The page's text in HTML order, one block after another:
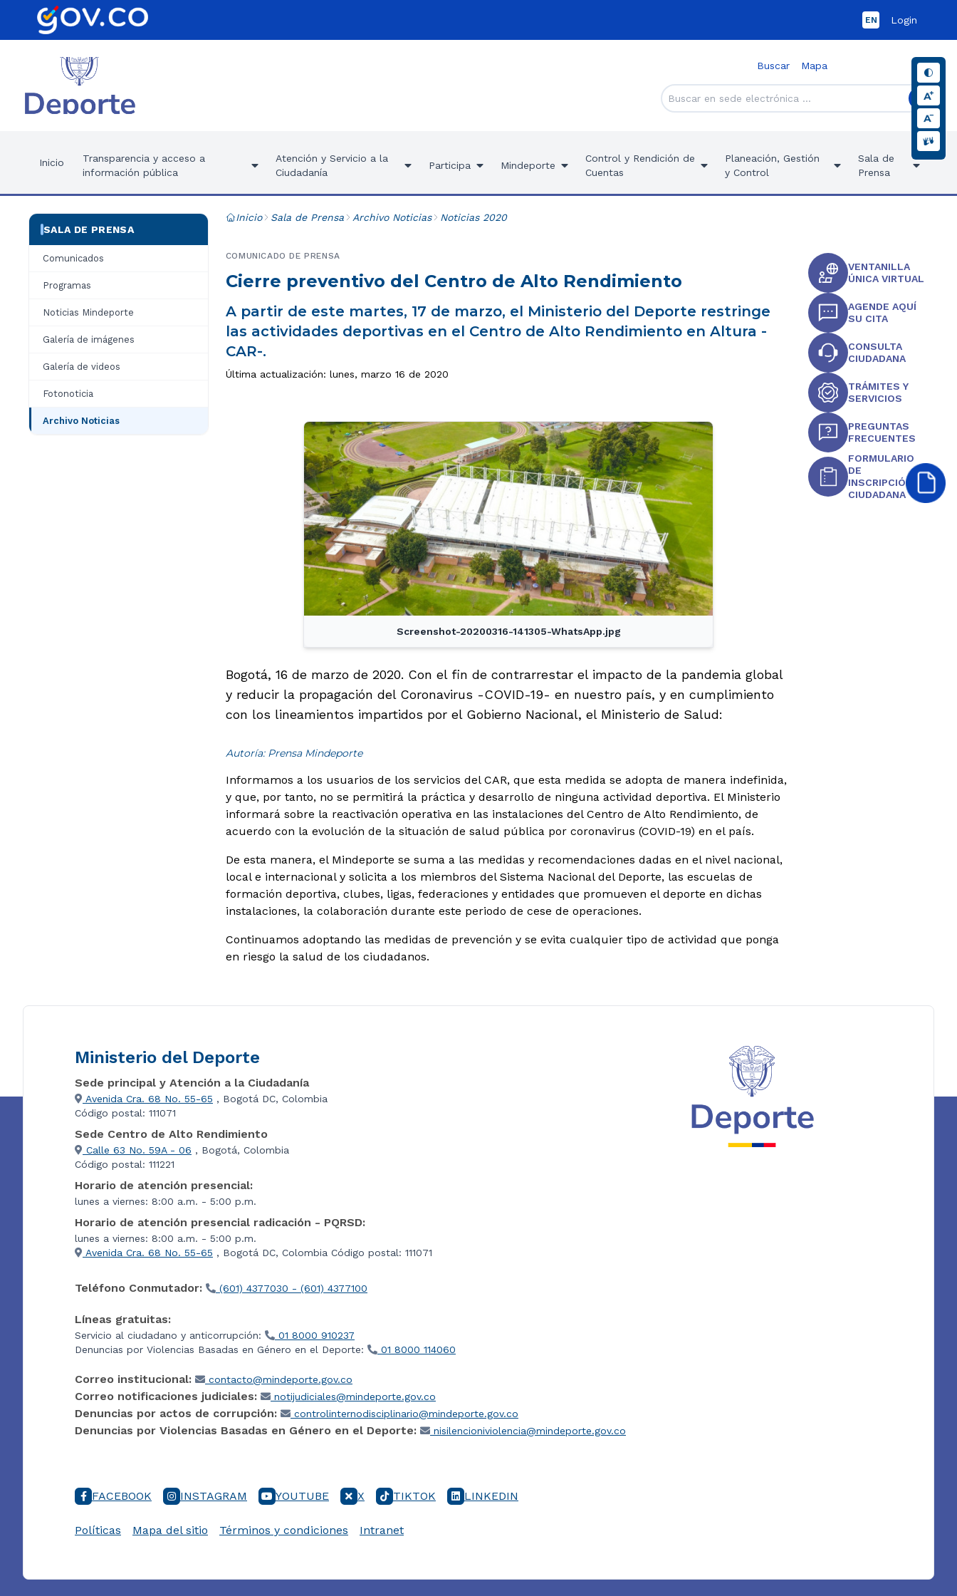
EN Login
Buscar Mapa
Inicio
Transparencia y acceso a
información pública
Atención y Servicio a la
Ciudadanía
Participa Mindeporte
Control y Rendición de
Cuentas
Planeación, Gestión
y Control
Sala de
Prensa
SALA DE PRENSA
Comunicados
Programas
Noticias Mindeporte
Galería de imágenes
Galería de videos
Fotonoticia
Archivo Noticias
Inicio Sala de Prensa Archivo Noticias Noticias 2020
Cierre preventivo del Centro de Alto Rendimiento
A partir de este martes, 17 de marzo, el Ministerio del Deporte restringe
las actividades deportivas en el Centro de Alto Rendimiento en Altura -
CAR-.
COMUNICADO DE PRENSA
Última actualización: lunes, marzo 16 de 2020
Screenshot-20200316-141305-WhatsApp.jpg
Bogotá, 16 de marzo de 2020. Con el fin de contrarrestar el impacto de la pandemia global
y reducir la propagación del Coronavirus -COVID-19- en nuestro país, y en cumplimiento
con los lineamientos impartidos por el Gobierno Nacional, el Ministerio de Salud:
Autoría: Prensa Mindeporte
Informamos a los usuarios de los servicios del CAR, que esta medida se adopta de manera indefinida,
y que, por tanto, no se permitirá la práctica y desarrollo de ninguna actividad deportiva. El Ministerio
informará sobre la reactivación operativa en las instalaciones del Centro de Alto Rendimiento, de
acuerdo con la evolución de la situación de salud pública por coronavirus (COVID-19) en el país.
De esta manera, el Mindeporte se suma a las medidas y recomendaciones dadas en el nivel nacional,
local e internacional y solicita a los miembros del Sistema Nacional del Deporte, las escuelas de
formación deportiva, clubes, ligas, federaciones y entidades que promueven el deporte en dichas
instalaciones, la colaboración durante este periodo de cese de operaciones.
Continuamos adoptando las medidas de prevención y se evita cualquier tipo de actividad que ponga
en riesgo la salud de los ciudadanos.
VENTANILLA
ÚNICA VIRTUAL
AGENDE AQUÍ
SU CITA
CONSULTA
CIUDADANA
TRÁMITES Y
SERVICIOS
PREGUNTAS
FRECUENTES
FORMULARIO
DE
INSCRIPCIÓN
CIUDADANA
Ministerio del Deporte
Sede principal y Atención a la Ciudadanía
Avenida Cra. 68 No. 55-65 , Bogotá DC, Colombia
Código postal: 111071
Sede Centro de Alto Rendimiento
Calle 63 No. 59A - 06 , Bogotá, Colombia
Código postal: 111221
Horario de atención presencial:
lunes a viernes: 8:00 a.m. - 5:00 p.m.
Horario de atención presencial radicación - PQRSD:
lunes a viernes: 8:00 a.m. - 5:00 p.m.
Avenida Cra. 68 No. 55-65 , Bogotá DC, Colombia Código postal: 111071
Teléfono Conmutador: (601) 4377030 - (601) 4377100
Líneas gratuitas:
Servicio al ciudadano y anticorrupción:
01 8000 910237
Denuncias por Violencias Basadas en Género en el Deporte:
01 8000 114060
Correo institucional: contacto@mindeporte.gov.co
Correo notificaciones judiciales: notijudiciales@mindeporte.gov.co
Denuncias por actos de corrupción: controlinternodisciplinario@mindeporte.gov.co
Denuncias por Violencias Basadas en Género en el Deporte: nisilencioniviolencia@mindeporte.gov.co
FACEBOOK INSTAGRAM YOUTUBE X TIKTOK LINKEDIN
Políticas Mapa del sitio Términos y condiciones Intranet